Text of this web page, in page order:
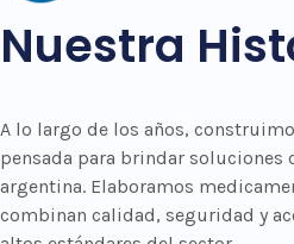
Nuestra
A lo largo de los años,
pensada para brindar soluciones
argentina. Elaboramos
combinan calidad, seguridad y